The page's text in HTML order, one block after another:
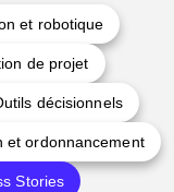
et robotique
de projet
décisionnels
et ordonnancement
Stories